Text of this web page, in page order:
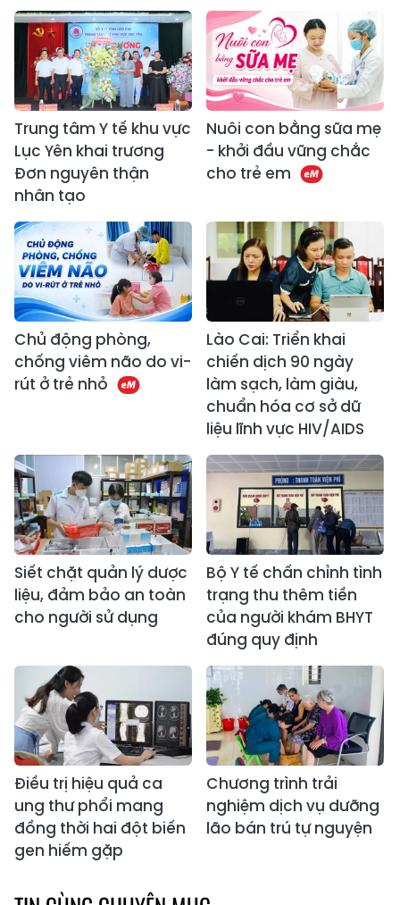
Trung tâm Y tế khu vực
Lục Yên khai trương
Đơn nguyên thận
nhân tạo
Nuôi con bằng sữa mẹ
- khởi đầu vững chắc
cho trẻ em
Chủ động phòng,
chống viêm não do vi-
rút ở trẻ nhỏ
Lào Cai: Triển khai
chiến dịch 90 ngày
làm sạch, làm giàu,
chuẩn hóa cơ sở dữ
liệu lĩnh vực HIV/AIDS
Siết chặt quản lý dược
liệu, đảm bảo an toàn
cho người sử dụng
Bộ Y tế chấn chỉnh tình
trạng thu thêm tiền
của người khám BHYT
đúng quy định
Điều trị hiệu quả ca
ung thư phổi mang
đồng thời hai đột biến
gen hiếm gặp
Chương trình trải
nghiệm dịch vụ dưỡng
lão bán trú tự nguyện